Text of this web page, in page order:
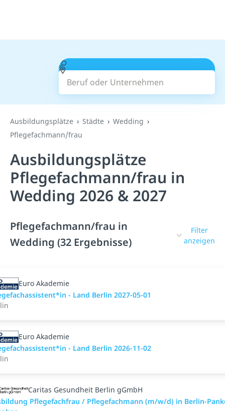
Beruf oder Unternehmen
Suchen
Ausbildungsplätze Städte
Wedding
Pflegefachmann/frau
Ausbildungsplätze
Pflegefachmann/frau in
Wedding 2026 & 2027
Pflegefachmann/frau in
Wedding (32 Ergebnisse)
Filter
anzeigen
Euro Akademie
- Land Berlin 2027-05-01
Euro Akademie
- Land Berlin 2026-11-02
Caritas Gesundheit Berlin gGmbH
Pflegefachfrau / Pflegefachmann (m/w/d) in Berlin-